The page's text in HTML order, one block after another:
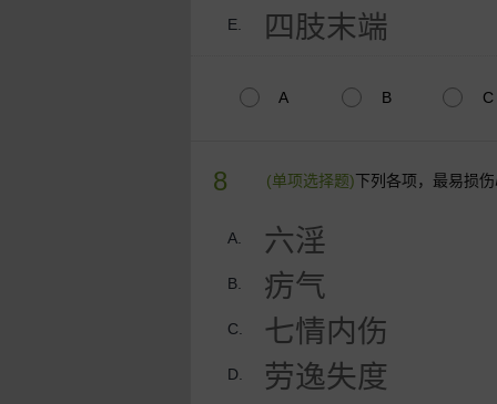
E. 四肢末端
A B C
8 (单项选择题)下列各项，最易损
A. 六淫
B. 疠气
C. 七情内伤
D. 劳逸失度